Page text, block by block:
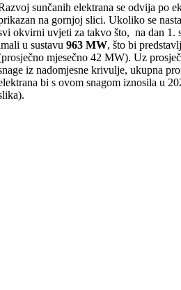
sunčanih elektrana se odvija po
na gornjoj slici. Ukoliko se
okvirni uvjeti za takvo što, na dan 1.
u sustavu963 MW, što bi
mjesečno 42 MW). Uz
iz nadomjesne krivulje, ukupna
bi s ovom snagom iznosila u